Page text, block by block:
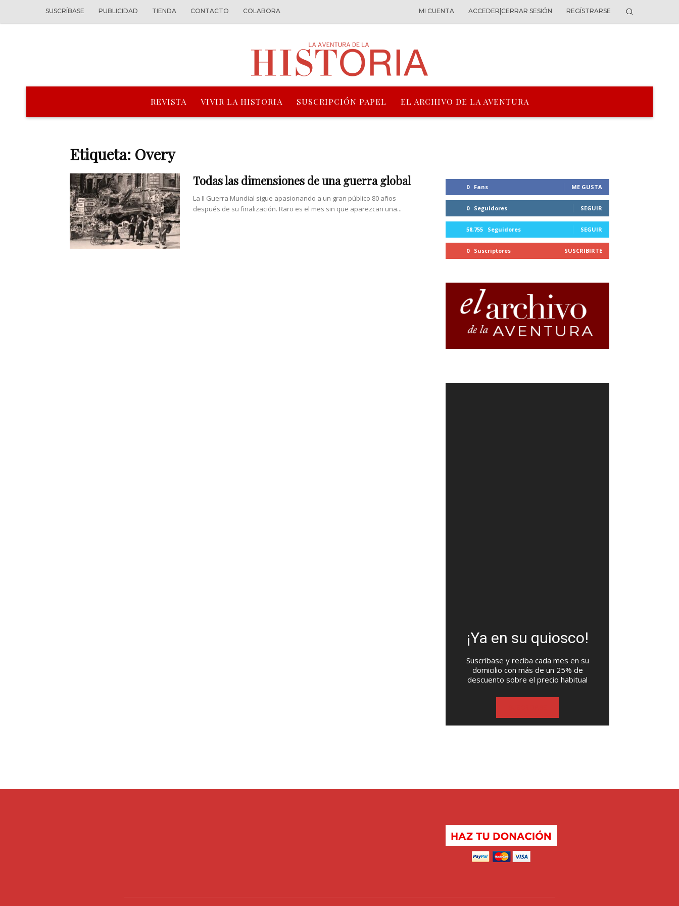
SUSCRÍBASE PUBLICIDAD TIENDA CONTACTO COLABORA MI CUENTA ACCEDER|CERRAR SESIÓN REGÍSTRARSE
REVISTA VIVIR LA HISTORIA SUSCRIPCIÓN PAPEL EL ARCHIVO DE LA AVENTURA
Etiqueta: Overy
Todas las dimensiones de una guerra global
La II Guerra Mundial sigue apasionando a un gran público 80 años
después de su finalización. Raro es el mes sin que aparezcan una...
0 Fans ME GUSTA
0 Seguidores SEGUIR
58,755 Seguidores SEGUIR
0 Suscriptores SUSCRIBIRTE
¡Ya en su quiosco!
Suscríbase y reciba cada mes en su
domicilio con más de un 25% de
descuento sobre el precio habitual